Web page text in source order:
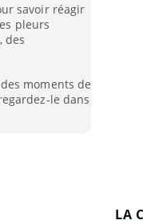
savoir réagir
pleurs
des
moments de
le dans
LA